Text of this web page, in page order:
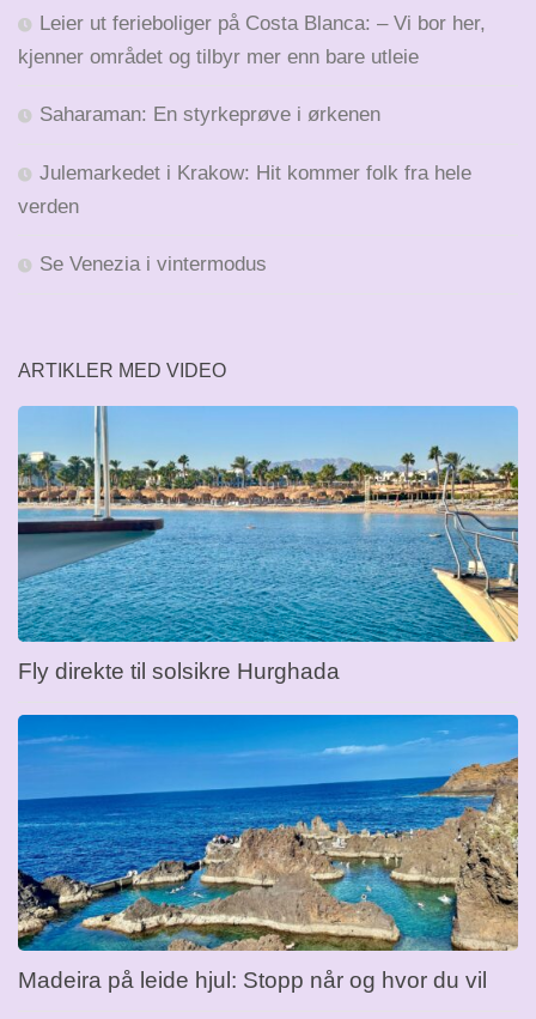
Leier ut ferieboliger på Costa Blanca: – Vi bor her,
kjenner området og tilbyr mer enn bare utleie
Saharaman: En styrkeprøve i ørkenen
Julemarkedet i Krakow: Hit kommer folk fra hele
verden
Se Venezia i vintermodus
ARTIKLER MED VIDEO
Fly direkte til solsikre Hurghada
Madeira på leide hjul: Stopp når og hvor du vil